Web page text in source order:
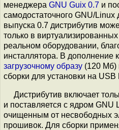
менеджера GNU Guix 0.7 и
самодостаточного GNU/Linux
выпуска 0.7 дистрибутив
только в
реальном оборудовании,
инсталлятора. В дополнение
загрузочному образу (120 Мб)
сборки для установки на USB
Дистрибутив включает
и поставляется с ядром GNU
очищенным от несвободных
прошивок. Для сборки